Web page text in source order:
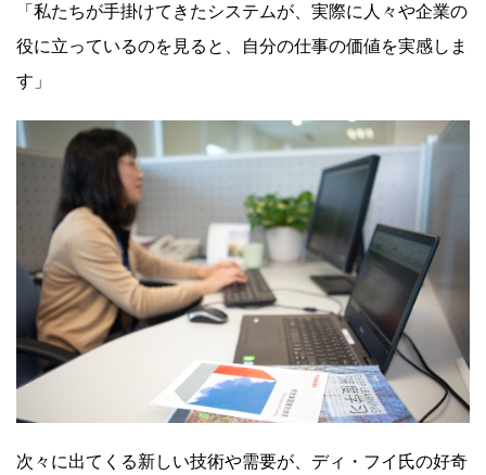
「私たちが手掛けてきたシステムが、実際に人々や企業の
役に立っているのを見ると、自分の仕事の価値を実感しま
す」
次々に出てくる新しい技術や需要が、ディ・フイ氏の好奇